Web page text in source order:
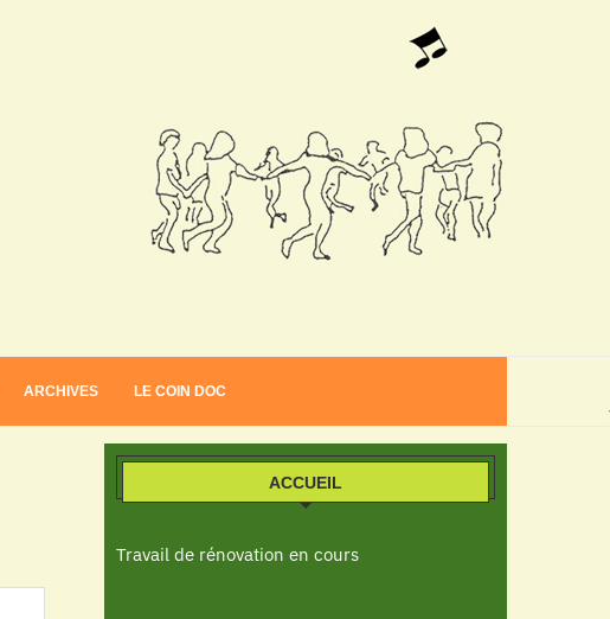
ARCHIVES LE COIN DOC
ACCUEIL
Travail de rénovation en cours